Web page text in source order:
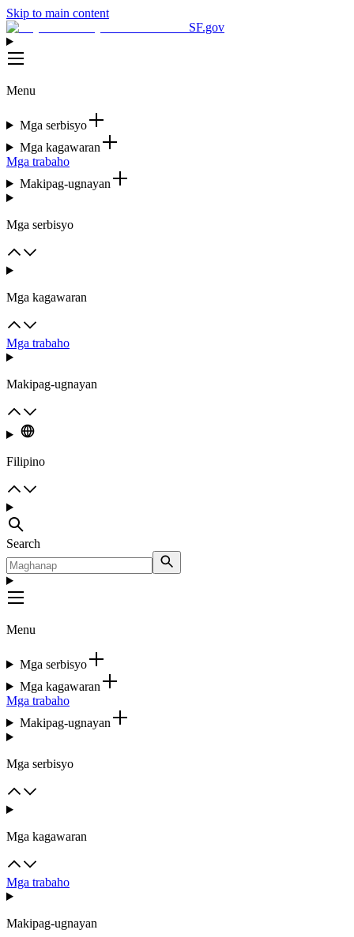
Skip to main content
SF.gov
Menu
Mga serbisyo
Mga kagawaran
Mga trabaho
Makipag-ugnayan
Mga serbisyo
Mga kagawaran
Mga trabaho
Makipag-ugnayan
Filipino
Search
Menu
Mga serbisyo
Mga kagawaran
Mga trabaho
Makipag-ugnayan
Mga serbisyo
Mga kagawaran
Mga trabaho
Makipag-ugnayan